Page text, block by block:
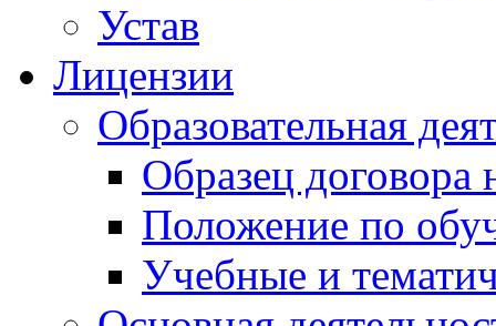
Устав
Лицензии
Образовательная
Образец договора
Положение по
Учебные и